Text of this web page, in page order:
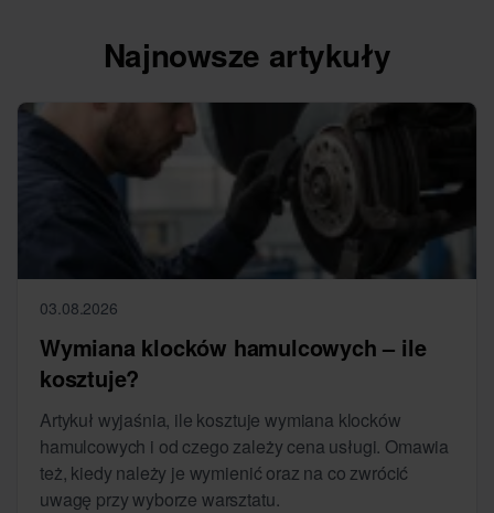
Najnowsze artykuły
03.08.2026
Wymiana klocków hamulcowych – ile
kosztuje?
Artykuł wyjaśnia, ile kosztuje wymiana klocków
hamulcowych i od czego zależy cena usługi. Omawia
też, kiedy należy je wymienić oraz na co zwrócić
uwagę przy wyborze warsztatu.